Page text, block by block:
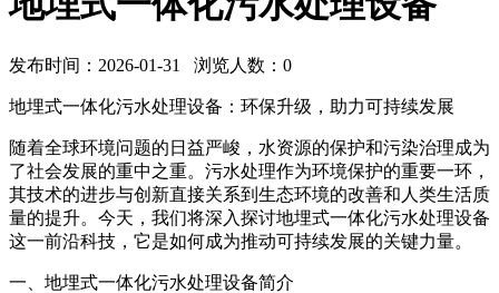
发布时间：2026-01-31 浏览人数： 0
地埋式一体化污水处理设备：环保升级，助力可持续发展
随着全球环境问题的日益严峻，水资源的保护和污染治理成为
了社会发展的重中之重。污水处理作为环境保护的重要一环，
其技术的进步与创新直接关系到生态环境的改善和人类生活质
量的提升。今天，我们将深入探讨地埋式一体化污水处理设备
这一前沿科技，它是如何成为推动可持续发展的关键力量。
一、地埋式一体化污水处理设备简介